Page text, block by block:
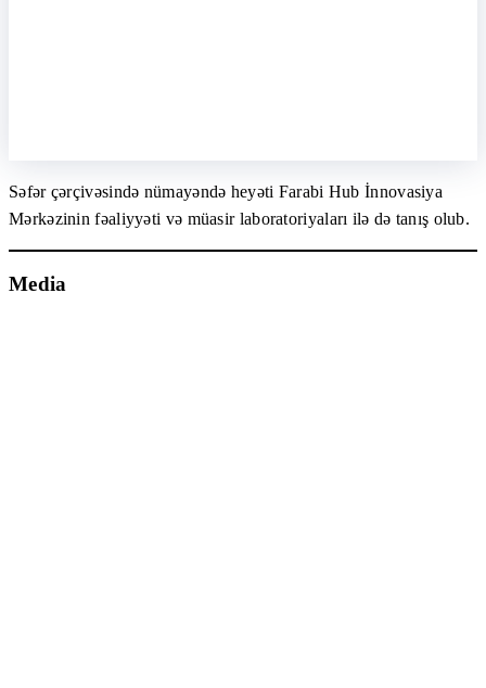
Səfər çərçivəsində nümayəndə heyəti Farabi Hub İnnovasiya
Mərkəzinin fəaliyyəti və müasir laboratoriyaları ilə də tanış olub.
Media